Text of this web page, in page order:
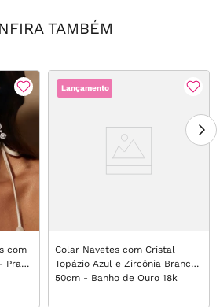
TAMBÉM
com
Prata
Lançamento
Colar Navetes com Cristal
Topázio Azul e Zircônia Branca
50cm - Banho de Ouro 18k